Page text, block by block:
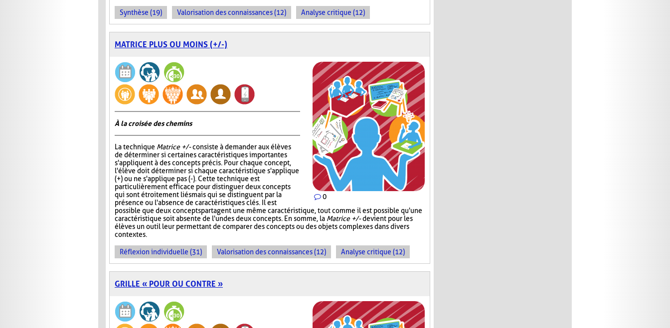
Synthèse (19) Valorisation des connaissances (12) Analyse critique (12)
MATRICE PLUS OU MOINS (+/-)
0
À la croisée des chemins
La technique Matrice +/-consiste à demander aux élèves
de déterminer si certaines caractéristiques importantes
s'appliquent à des concepts précis. Pour chaque concept,
l'élève doit déterminer si chaque caractéristique s'applique
(+) ou ne s'applique pas (-). Cette technique est
particulièrement efficace pour distinguer deux concepts
qui sont étroitement liés mais qui se distinguent par la
présence ou l'absence de caractéristiques clés. Il est
possible que deux concepts partagent une même caractéristique, tout comme il est possible qu'une
caractéristique soit absente de l'un des deux concepts. En somme, la Matrice +/-devient pour les
élèves un outil leur permettant de comparer des concepts ou des objets complexes dans divers
contextes.
Réflexion individuelle (31) Valorisation des connaissances (12) Analyse critique (12)
GRILLE « POUR OU CONTRE »